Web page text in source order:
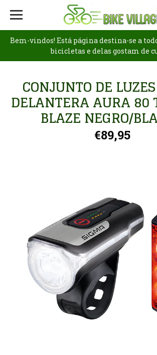
Bem-vindos! Está página destina-se a
bicicletas e delas gostam de
CONJUNTO DE
DELANTERA AURA 80
BLAZE NEGRO/
€89,95